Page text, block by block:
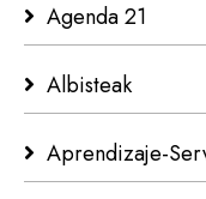
Agenda 21
Albisteak
Aprendizaje-